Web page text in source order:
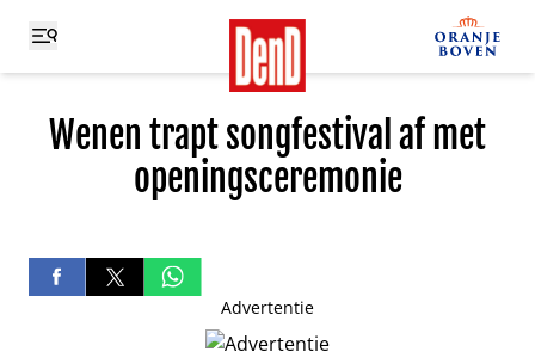
Wenen trapt songfestival af met
openingsceremonie
Advertentie